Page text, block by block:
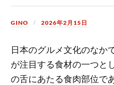
GINO 2026年2月15日
日本のグルメ文化のなか
が注目する食材の一つと
の舌にあたる食肉部位であ